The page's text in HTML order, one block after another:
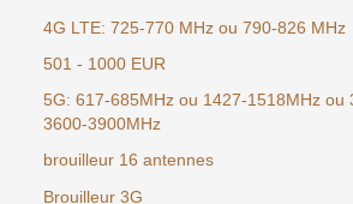
4G LTE: 725-770 MHz ou 790-826 MHz
501 - 1000 EUR
5G: 617-685MHz ou 1427-1518MHz ou
3600-3900MHz
brouilleur 16 antennes
Brouilleur 3G